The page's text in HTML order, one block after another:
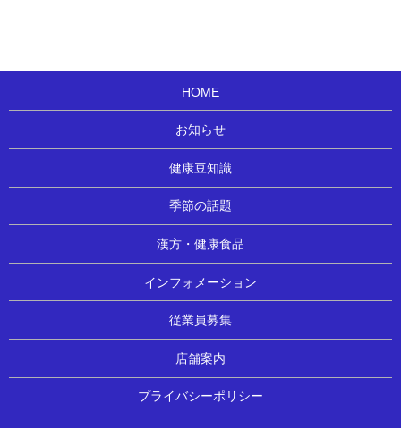
HOME
お知らせ
健康豆知識
季節の話題
漢方・健康食品
インフォメーション
従業員募集
店舗案内
プライバシーポリシー